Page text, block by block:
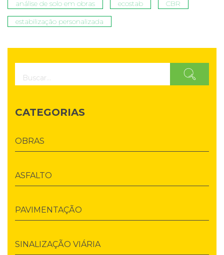
análise de solo em obras ecostab
CBR
estabilização personalizada
CATEGORIAS
OBRAS
ASFALTO
PAVIMENTAÇÃO
SINALIZAÇÃO VIÁRIA